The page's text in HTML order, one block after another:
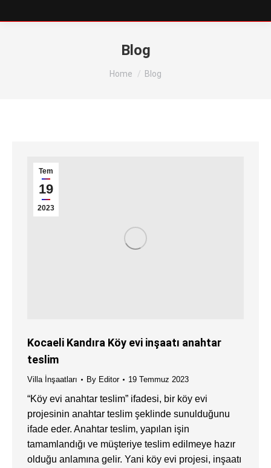
Blog
You are here:
Home Blog
Tem
19
2023
Kocaeli Kandıra Köy evi inşaatı anahtar
teslim
Villa İnşaatları By Editor 19 Temmuz 2023
“Köy evi anahtar teslim” ifadesi, bir köy evi
projesinin anahtar teslim şeklinde sunulduğunu
ifade eder. Anahtar teslim, yapılan işin
tamamlandığı ve müşteriye teslim edilmeye hazır
olduğu anlamına gelir. Yani köy evi projesi, inşaatı